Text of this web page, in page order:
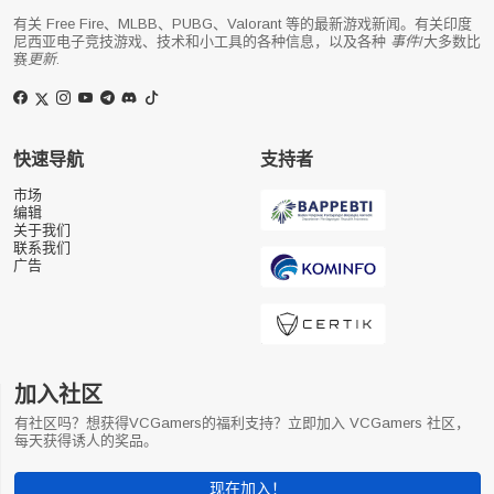
有关 Free Fire、MLBB、PUBG、Valorant 等的最新游戏新闻。有关印度
尼西亚电子竞技游戏、技术和小工具的各种信息，以及各种 事件/大多数比
赛 更新.
快速导航
市场
编辑
关于我们
联系我们
广告
支持者
加入社区
有社区吗？想获得VCGamers的福利支持？立即加入 VCGamers 社区，
每天获得诱人的奖品。
现在加入！